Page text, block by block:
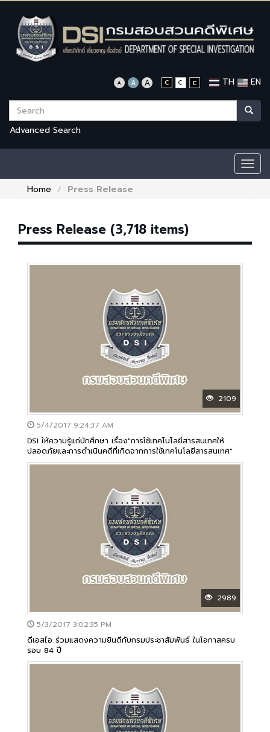
TH EN
Advanced Search
Home
Press Release
Press Release (3,718 items)
2109
5/4/2017 9:24:37 AM
DSI ให้ความรู้แก่นักศึกษา เรื่อง"การใช้เทคโนโลยีสารสนเทศให้
ปลอดภัยและการดำเนินคดีที่เกิดจากการใช้เทคโนโลยีสารสนเทศ"
2989
5/3/2017 3:02:35 PM
ดีเอสไอ ร่วมแสดงความยินดีกับกรมประชาสัมพันธ์ ในโอกาสครบ
รอบ 84 ปี